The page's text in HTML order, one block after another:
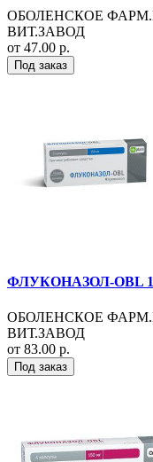
ОБОЛЕНСКОЕ
ВИТ.ЗАВОД
от 47.00 р.
Под заказ
ФЛУКОНАЗОЛ-OBL
ОБОЛЕНСКОЕ
ВИТ.ЗАВОД
от 83.00 р.
Под заказ